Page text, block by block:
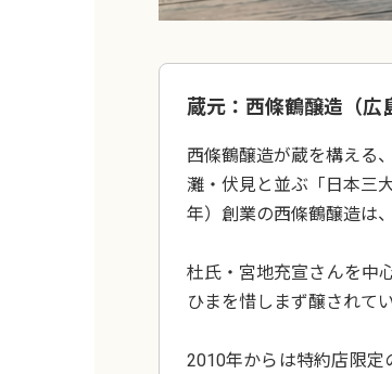
蔵元：西條鶴醸造（広
西條鶴醸造が蔵を構える
灘・伏見と並ぶ「日本三
年）創業の西條鶴醸造は
杜氏・宮地充宣さんを中
ひまを惜しまず醸されてい
2010年からは特約店限定